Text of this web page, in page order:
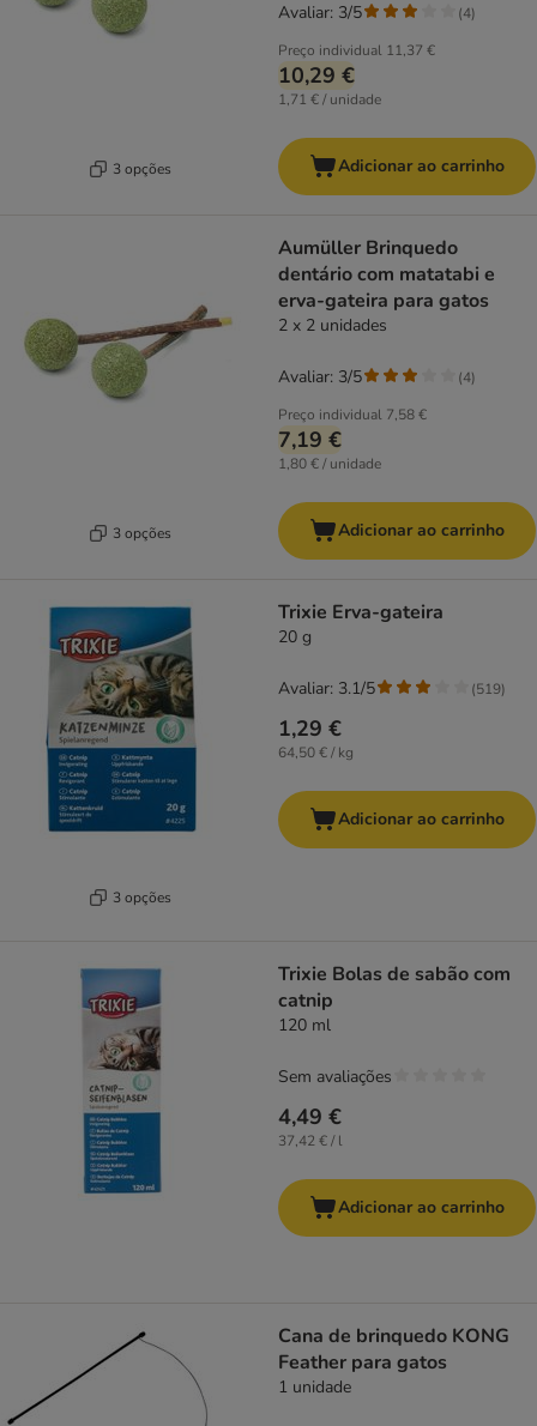
3 opções
Preço individual 11,37 €
10,29 €
1,71 € / unidade
Avaliar: 3/5 (4)
Adicionar ao carrinho
3 opções
Aumüller Brinquedo
dentário com matatabi e
erva-gateira para gatos
2 x 2 unidades
Preço individual 7,58 €
7,19 €
1,80 € / unidade
Avaliar: 3/5 (4)
Adicionar ao carrinho
3 opções
Trixie Erva-gateira
20 g
1,29 €
64,50 € / kg
Avaliar: 3.1/5 (519)
Adicionar ao carrinho
Trixie Bolas de sabão com
catnip
120 ml
4,49 €
37,42 € / l
Sem avaliações
Adicionar ao carrinho
Cana de brinquedo KONG
Feather para gatos
1 unidade